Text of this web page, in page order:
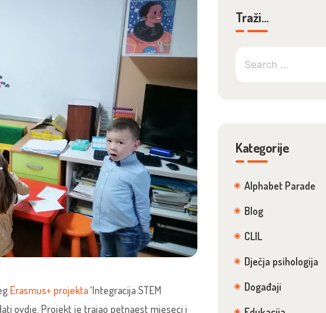
Erasmus+ projekta‘Integracija STEM
ovdje. Projekt je trajao petnaest mjeseci i
Traži…
Kategorije
Alphabet Parade
Blog
CLIL
Dječja psihologija
Događaji